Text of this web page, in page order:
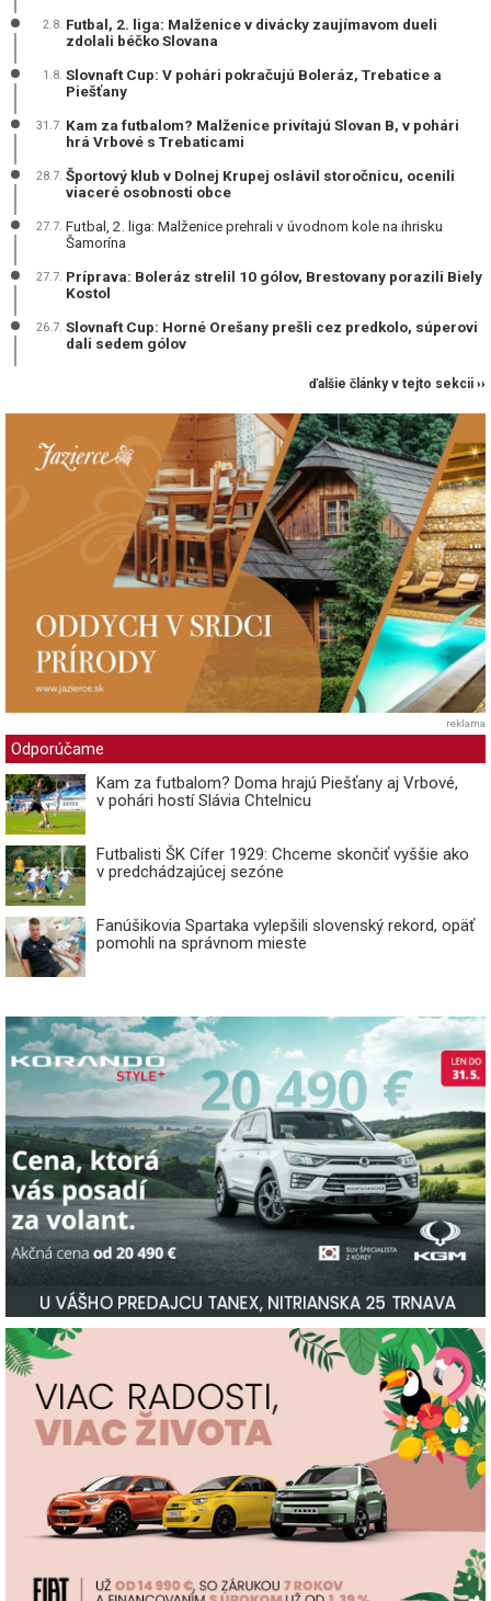
2.8. Futbal, 2. liga: Malženice v divácky zaujímavom dueli
zdolali béčko Slovana
1.8. Slovnaft Cup: V pohári pokračujú Boleráz, Trebatice a
Piešťany
31.7. Kam za futbalom? Malženice privítajú Slovan B, v pohári
hrá Vrbové s Trebaticami
28.7. Športový klub v Dolnej Krupej oslávil storočnicu, ocenili
viaceré osobnosti obce
27.7. Futbal, 2. liga: Malženice prehrali v úvodnom kole na ihrisku
Šamorína
27.7. Príprava: Boleráz strelil 10 gólov, Brestovany porazili Biely
Kostol
26.7. Slovnaft Cup: Horné Orešany prešli cez predkolo, súperovi
dali sedem gólov
ďalšie články v tejto sekcii ››
reklama
Odporúčame
Kam za futbalom? Doma hrajú Piešťany aj Vrbové,
v pohári hostí Slávia Chtelnicu
Futbalisti ŠK Cífer 1929: Chceme skončiť vyššie ako
v predchádzajúcej sezóne
Fanúšikovia Spartaka vylepšili slovenský rekord, opäť
pomohli na správnom mieste